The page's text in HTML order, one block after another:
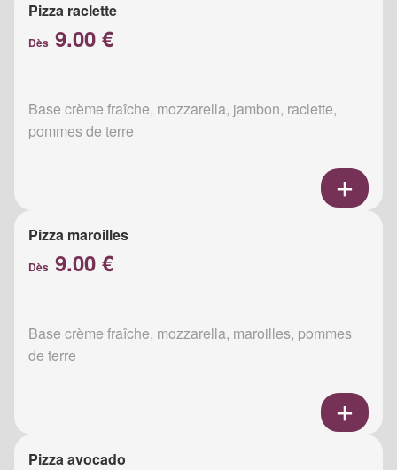
Pizza raclette
Dès 9.00 €
Base crème fraîche, mozzarella, jambon, raclette,
pommes de terre
Pizza maroilles
Dès 9.00 €
Base crème fraîche, mozzarella, maroilles, pommes
de terre
Pizza avocado